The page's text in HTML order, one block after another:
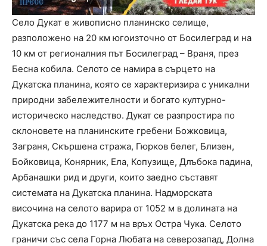
Село Дукат е живописно планинско селище,
разположено на 20 км югоизточно от Босилеград и на
10 км от регионалния път Босилеград – Враня, през
Бесна кобила. Селото се намира в сърцето на
Дукатска планина, която се характеризира с уникални
природни забележителности и богато културно-
историческо наследство. Дукат се разпростира по
склоновете на планинските гребени Божковица,
Заграня, Скършена стража, Гюрков белег, Близен,
Бойковица, Конярник, Ела, Копузище, Длъбока падина,
Арбанашки рид и други, които заедно съставят
системата на Дукатска планина. Надморската
височина на селото варира от 1052 м в долината на
Дукатска река до 1177 м на връх Остра Чука. Селото
граничи със села Горна Любата на северозапад, Долна